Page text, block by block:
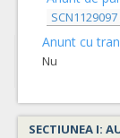
SCN1129097
Anunt cu
Nu